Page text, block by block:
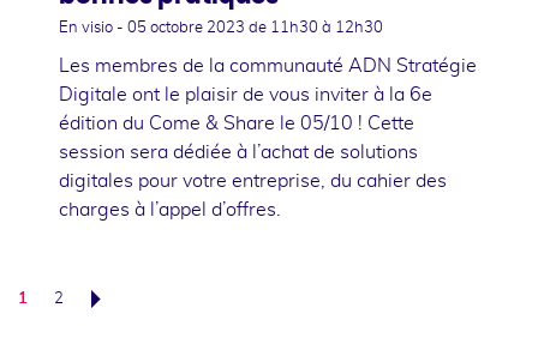
En visio - 05 octobre 2023 de 11h30 à 12h30
Les membres de la communauté ADN Stratégie
Digitale ont le plaisir de vous inviter à la 6e
édition du Come & Share le 05/10 ! Cette
session sera dédiée à l’achat de solutions
digitales pour votre entreprise, du cahier des
charges à l’appel d’offres.
1 2